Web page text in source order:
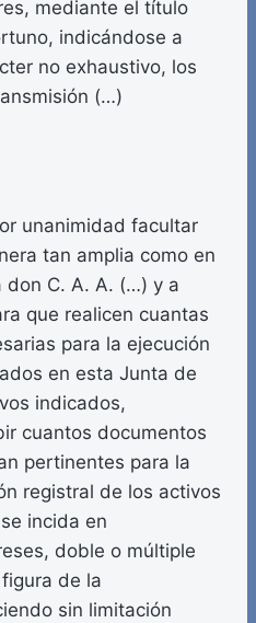
mediante el título
indicándose a
no exhaustivo, los
(…)
unanimidad facultar
tan amplia como en
don C. A. A. (…) y a
que realicen cuantas
para la ejecución
en esta Junta de
indicados,
cuantos documentos
pertinentes para la
registral de los activos
incida en
doble o múltiple
de la
sin limitación